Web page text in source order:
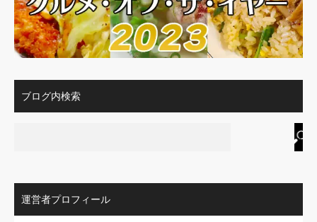
ブログ内検索
運営者プロフィール